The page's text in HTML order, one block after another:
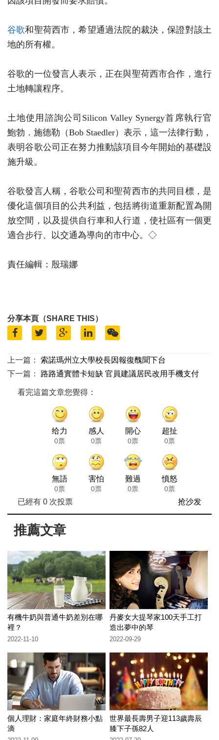
谷歌和聖荷西市，希望通過法院的裁決，保證對該土
地的所有權。
谷歌的一位發言人表示，正在與聖荷西市合作，進行
土地轉讓程序。
土地使用諮詢公司Silicon Valley Synergy首席執行官
鮑勃．施德勒（Bob Staedler）表示，這一法律行動，
表明谷歌公司正在努力推動該項目今年開始的基礎設
施升級。
谷歌發言人稱，谷歌公司和聖荷西市的共同目標，是
優化這個項目的公共利益，包括將街道重新配置為開
放空間，以及提供自行車和人行道，使社區有一個更
適合步行、以交通為導向的市中心。◇
責任編輯：殷瑞娜
分享本頁（SHARE THIS）
上一篇：
索諾瑪州立大學校長因報復醜聞下台
下一篇：
路路通實體卡短缺 官員建議居民改用手機支付
看完這篇文章您覺得：
给力
0票
感人
0票
開心
0票
超扯
0票
無語
0票
害怕
0票
難過
0票
憤怒
0票
已經有 0次投票 抢沙发
推薦文章
有機牛奶與普通牛奶差別在哪
裡？
2022-11-10
丹麥女大提琴家100天手工打
造出夢中的琴
2022-09-29
個人理財：家庭年終財務小點
滴
世界最長壽男子迎113歲壽辰
膝下子孫82人